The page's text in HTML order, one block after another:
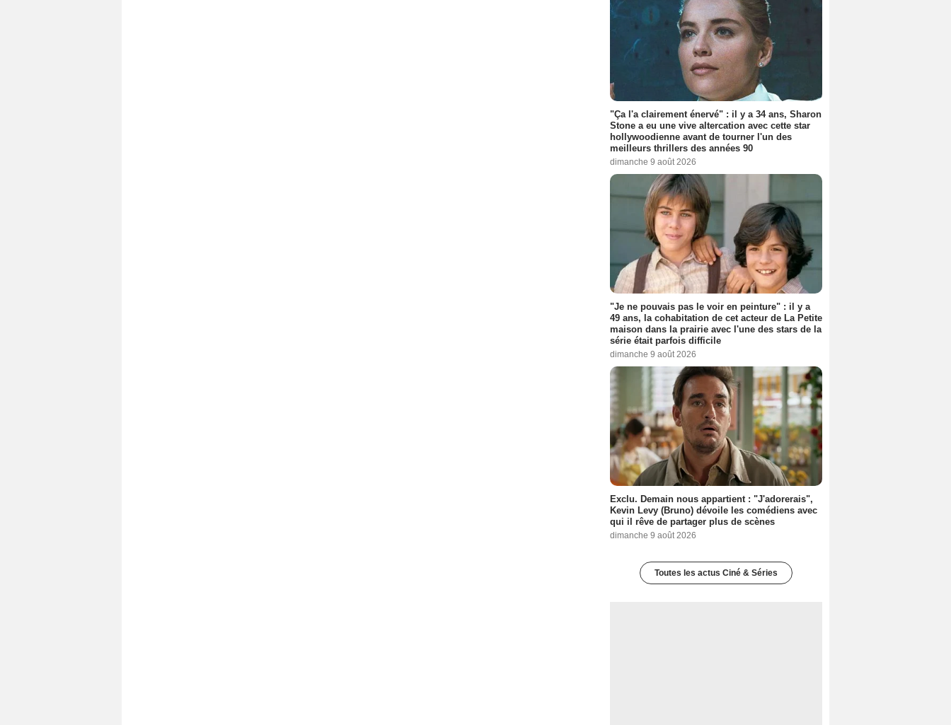
"Ça l'a clairement énervé" : il y a 34 ans, Sharon
Stone a eu une vive altercation avec cette star
hollywoodienne avant de tourner l'un des
meilleurs thrillers des années 90
dimanche 9 août 2026
"Je ne pouvais pas le voir en peinture" : il y a
49 ans, la cohabitation de cet acteur de La Petite
maison dans la prairie avec l'une des stars de la
série était parfois difficile
dimanche 9 août 2026
Exclu. Demain nous appartient : "J'adorerais",
Kevin Levy (Bruno) dévoile les comédiens avec
qui il rêve de partager plus de scènes
dimanche 9 août 2026
Toutes les actus Ciné & Séries